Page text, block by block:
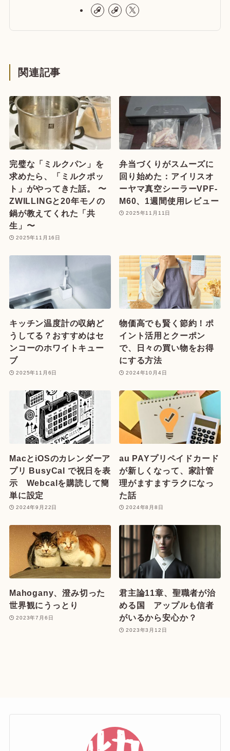
関連記事
完璧な「ミルクパン」を
求めたら、「ミルクポッ
ト」がやってきた話。 〜
ZWILLINGと20年モノの
鍋が教えてくれた「共
生」〜
2025年11月16日
弁当づくりがスムーズに
回り始めた：アイリスオ
ーヤマ真空シーラーVPF-
M60、1週間使用レビュー
2025年11月11日
キッチン温度計の収納ど
うしてる？おすすめはセ
ンコーのホワイトキュー
ブ
2025年11月6日
物価高でも賢く節約！ポ
イント活用とクーポン
で、日々の買い物をお得
にする方法
2024年10月4日
MacとiOSのカレンダーア
プリ BusyCal で祝日を表
示 Webcalを購読して簡
単に設定
2024年9月22日
au PAYプリペイドカード
が新しくなって、家計管
理がますますラクになっ
た話
2024年8月8日
Mahogany、澄み切った
世界観にうっとり
2023年7月6日
君主論11章、聖職者が治
める国 アップルも信者
がいるから安心か？
2023年3月12日